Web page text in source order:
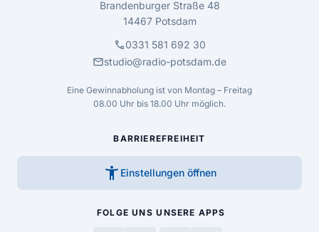
Brandenburger Straße 48
14467 Potsdam
call0331 581 692 30
mailstudio@radio-potsdam.de
Eine Gewinnabholung ist von Montag – Freitag
08.00 Uhr bis 18.00 Uhr möglich.
BARRIEREFREIHEIT
accessibility_new Einstellungen öffnen
FOLGE UNS UNSERE APPS